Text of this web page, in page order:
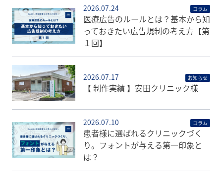
2026.07.24 コラム
医療広告のルールとは？基本から知
っておきたい広告規制の考え方【第
１回】
2026.07.17 お知らせ
【 制作実績 】安田クリニック様
2026.07.10 コラム
患者様に選ばれるクリニックづく
り。フォントが与える第一印象と
は？